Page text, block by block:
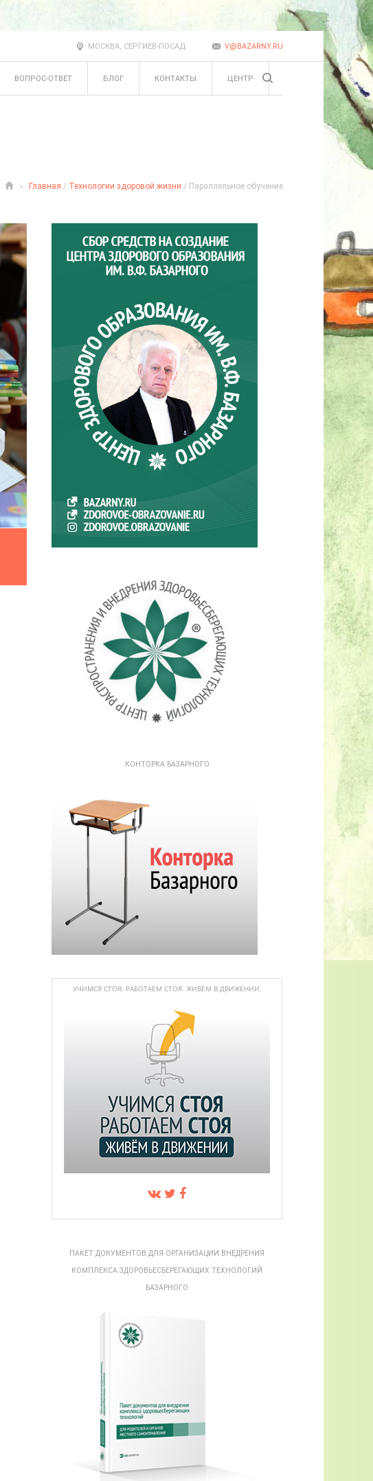
МОСКВА, СЕРГИЕВ-ПОСАД V@BAZARNY.RU
ВОПРОС-ОТВЕТ БЛОГ КОНТАКТЫ ЦЕНТР
Главная / Технологии здоровой жизни / Параллельное обучение
КОНТОРКА БАЗАРНОГО
УЧИМСЯ СТОЯ. РАБОТАЕМ СТОЯ. ЖИВЁМ В ДВИЖЕНИИ.
ПАКЕТ ДОКУМЕНТОВ ДЛЯ ОРГАНИЗАЦИИ ВНЕДРЕНИЯ
КОМПЛЕКСА ЗДОРОВЬЕСБЕРЕГАЮЩИХ ТЕХНОЛОГИЙ
БАЗАРНОГО